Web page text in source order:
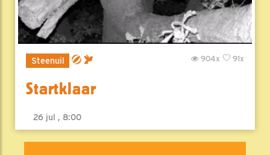
Steenuil 91x
904x
Startklaar
26 jul , 8:00